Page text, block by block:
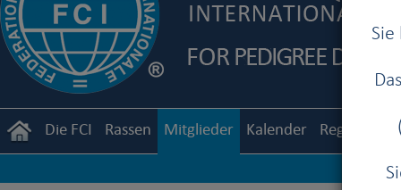
Sie
Die FCI Rassen Mitglieder Kalender Reglemente